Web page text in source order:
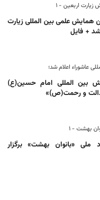
اربعین - ۱
همایش علمی بین المللی زیارت
+ فایل
عاشوراء اعلام شد؛
بین المللی امام حسین(ع)
و رحمت(ص)»
بهشت - ۱
ملی «بانوان بهشت» برگزار